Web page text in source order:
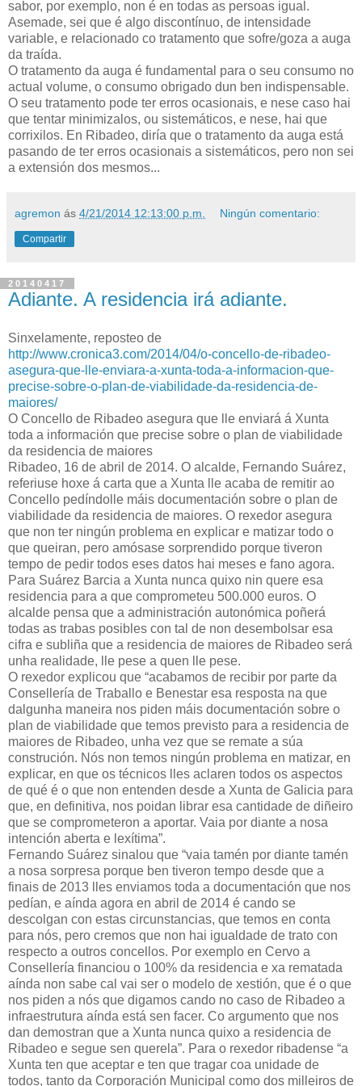
sabor, por exemplo, non é en todas as persoas igual.
Asemade, sei que é algo discontínuo, de intensidade
variable, e relacionado co tratamento que sofre/goza a auga
da traída.
O tratamento da auga é fundamental para o seu consumo no
actual volume, o consumo obrigado dun ben indispensable.
O seu tratamento pode ter erros ocasionais, e nese caso hai
que tentar minimizalos, ou sistemáticos, e nese, hai que
corrixilos. En Ribadeo, diría que o tratamento da auga está
pasando de ter erros ocasionais a sistemáticos, pero non sei
a extensión dos mesmos...
agremon ás 4/21/2014 12:13:00 p.m. Ningún comentario:
Compartir
20140417
Adiante. A residencia irá adiante.
Sinxelamente, reposteo de
http://www.cronica3.com/2014/04/o-concello-de-ribadeo-
asegura-que-lle-enviara-a-xunta-toda-a-informacion-que-
precise-sobre-o-plan-de-viabilidade-da-residencia-de-
maiores/
O Concello de Ribadeo asegura que lle enviará á Xunta
toda a información que precise sobre o plan de viabilidade
da residencia de maiores
Ribadeo, 16 de abril de 2014. O alcalde, Fernando Suárez,
referiuse hoxe á carta que a Xunta lle acaba de remitir ao
Concello pedíndolle máis documentación sobre o plan de
viabilidade da residencia de maiores. O rexedor asegura
que non ter ningún problema en explicar e matizar todo o
que queiran, pero amósase sorprendido porque tiveron
tempo de pedir todos eses datos hai meses e fano agora.
Para Suárez Barcia a Xunta nunca quixo nin quere esa
residencia para a que comprometeu 500.000 euros. O
alcalde pensa que a administración autonómica poñerá
todas as trabas posibles con tal de non desembolsar esa
cifra e subliña que a residencia de maiores de Ribadeo será
unha realidade, lle pese a quen lle pese.
O rexedor explicou que “acabamos de recibir por parte da
Consellería de Traballo e Benestar esa resposta na que
dalgunha maneira nos piden máis documentación sobre o
plan de viabilidade que temos previsto para a residencia de
maiores de Ribadeo, unha vez que se remate a súa
construción. Nós non temos ningún problema en matizar, en
explicar, en que os técnicos lles aclaren todos os aspectos
de qué é o que non entenden desde a Xunta de Galicia para
que, en definitiva, nos poidan librar esa cantidade de diñeiro
que se comprometeron a aportar. Vaia por diante a nosa
intención aberta e lexítima”.
Fernando Suárez sinalou que “vaia tamén por diante tamén
a nosa sorpresa porque ben tiveron tempo desde que a
finais de 2013 lles enviamos toda a documentación que nos
pedían, e aínda agora en abril de 2014 é cando se
descolgan con estas circunstancias, que temos en conta
para nós, pero cremos que non hai igualdade de trato con
respecto a outros concellos. Por exemplo en Cervo a
Consellería financiou o 100% da residencia e xa rematada
aínda non sabe cal vai ser o modelo de xestión, que é o que
nos piden a nós que digamos cando no caso de Ribadeo a
infraestrutura aínda está sen facer. Co argumento que nos
dan demostran que a Xunta nunca quixo a residencia de
Ribadeo e segue sen querela”. Para o rexedor ribadense “a
Xunta ten que aceptar e ten que tragar coa unidade de
todos, tanto da Corporación Municipal como dos milleiros de